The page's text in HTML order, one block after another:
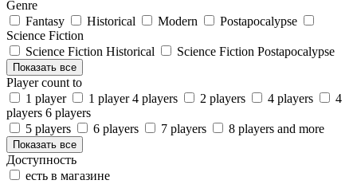
Genre
Fantasy
Historical Modern
Postapocalypse
Science Fiction
Science Fiction Historical
Science Fiction Postapocalypse
Показать все
Player count to
1 player
1 player 4 players 2 players 4 players
4
players 6 players
5 players
6 players 7 players 8 players and more
Показать все
Доступность
есть в магазине